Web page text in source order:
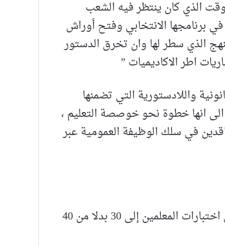
الذي كان ينتظر فيه الشعب
برنامجها الانتخابي وفتح أوراش
الذي سطر لها وان تخرق الدستور
اطر الاكاديميات ”
واللادستورية التي تضمنها
الى انها خطوة نحو خوصصة التعليم ،
في سلك الوظيفة العمومية عبر
انتقد حزب الاتحاد الاشتراكي بالمغرب، تقليص السن لخوض اختبارات المعلمين إلى 30 بدلا من 40